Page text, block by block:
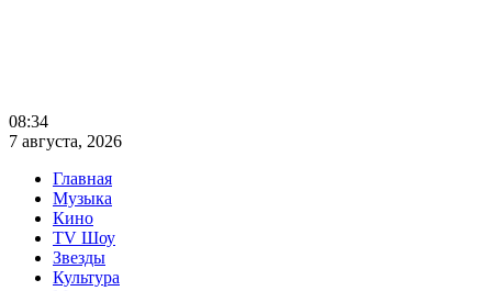
08:34
7 августа, 2026
Главная
Музыка
Кино
TV Шоу
Звезды
Культура